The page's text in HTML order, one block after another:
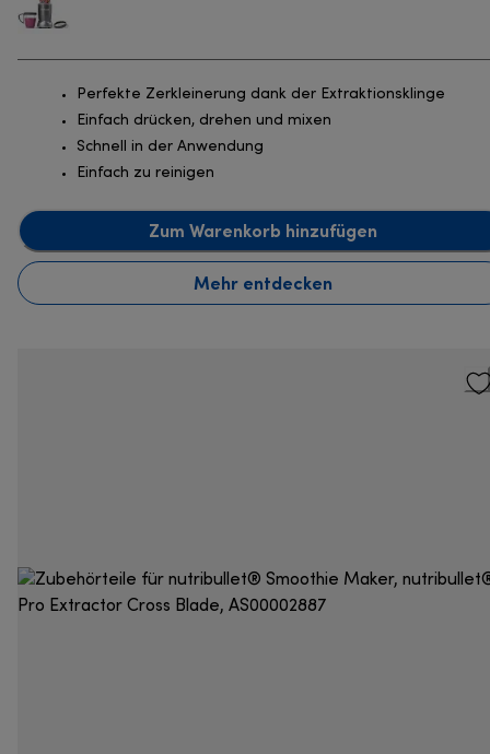
Perfekte Zerkleinerung dank der Extraktionsklinge
Einfach drücken, drehen und mixen
Schnell in der Anwendung
Einfach zu reinigen
Zum Warenkorb hinzufügen
Mehr entdecken